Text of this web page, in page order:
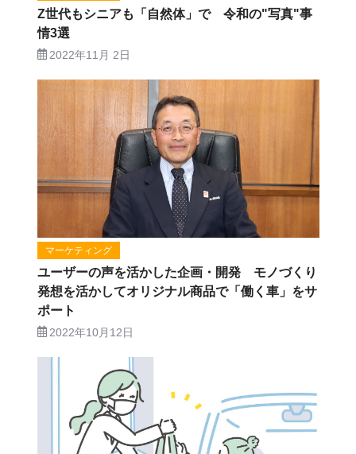
Z世代もシニアも「自然体」で 令和の"写真"事
情3選
2022年11月 2日
マーケティング
ユーザーの声を活かした企画・開発 モノづくり
発想を活かしてオリジナル商品で「働く車」をサ
ポート
2022年10月12日